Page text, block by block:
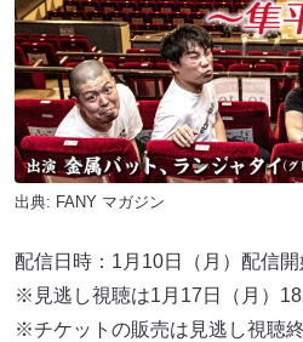
出典: FANY マガジン
配信日時：1月10日（月）配信
※見逃し視聴は1月17日（月）
※チケットの販売は見逃し視聴